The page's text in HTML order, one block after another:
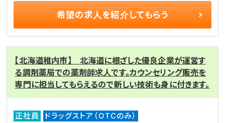
希望の求人を紹介してもらう
【北海道稚内市】 北海道に根ざした優良企業が運営す
る調剤薬局での薬剤師求人です。カウンセリング販売を
専門に担当してもらえるので新しい技術も身に付きます。
正社員 ドラッグストア（OTCのみ）